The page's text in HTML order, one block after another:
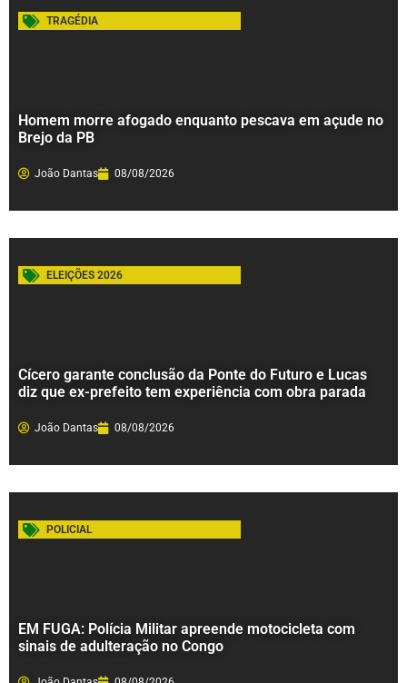
TRAGÉDIA
Homem morre afogado enquanto pescava em açude no
Brejo da PB
João Dantas 08/08/2026
ELEIÇÕES 2026
Cícero garante conclusão da Ponte do Futuro e Lucas
diz que ex-prefeito tem experiência com obra parada
João Dantas 08/08/2026
POLICIAL
EM FUGA: Polícia Militar apreende motocicleta com
sinais de adulteração no Congo